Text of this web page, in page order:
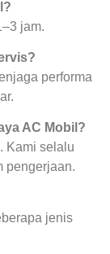
jam.
performa
AC Mobil?
Kami selalu
pengerjaan.
jenis